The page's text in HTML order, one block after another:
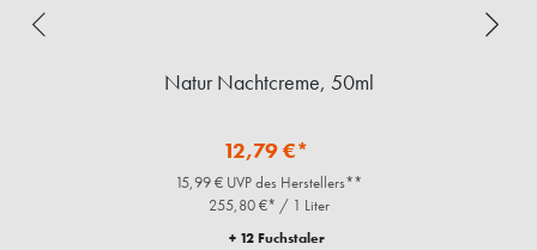
Natur Nachtcreme, 50ml
12,79 €*
15,99 € UVP des Herstellers**
255,80 €* / 1 Liter
+ 12 Fuchstaler